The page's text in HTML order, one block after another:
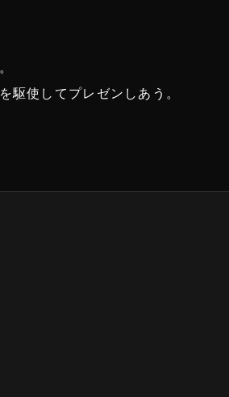
駆使してプレゼンしあう。